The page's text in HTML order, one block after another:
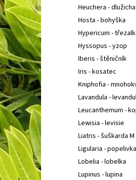
Heuchera - dlužicha
Hosta - bohyška
Hypericum -
Hyssopus - yzop
Iberis - štěničník
Iris - kosatec
Kniphofia -
Lavandula -
Leucanthemum -
Lewisia - levisie
Liatris - šuškarda M
Ligularia - popelivka
Lobelia - lobelka
Lupinus - lupina